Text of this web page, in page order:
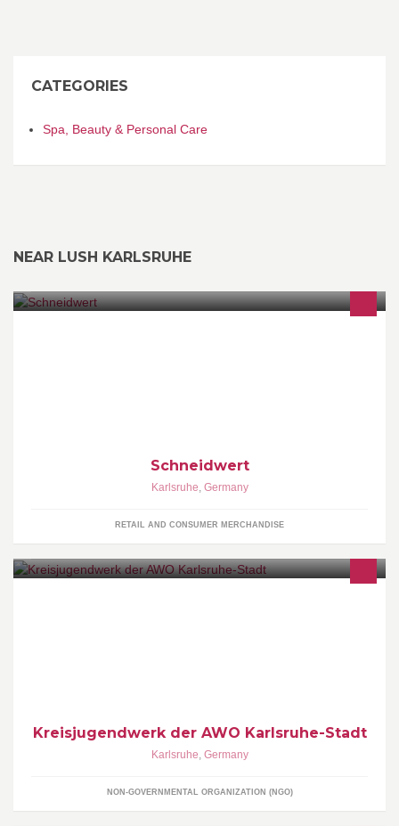
CATEGORIES
Spa, Beauty & Personal Care
NEAR LUSH KARLSRUHE
Schneidwert
Karlsruhe, Germany
RETAIL AND CONSUMER MERCHANDISE
Kreisjugendwerk der AWO Karlsruhe-Stadt
Karlsruhe, Germany
NON-GOVERNMENTAL ORGANIZATION (NGO)